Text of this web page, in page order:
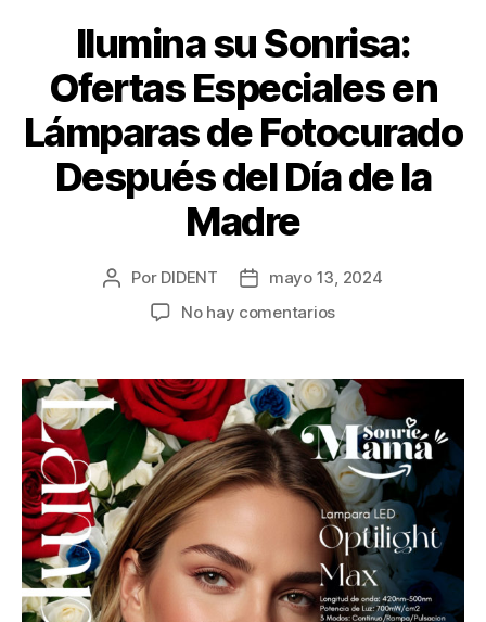
Ilumina su Sonrisa:
Ofertas Especiales en
Lámparas de Fotocurado
Después del Día de la
Madre
Por DIDENT
mayo 13, 2024
No hay comentarios